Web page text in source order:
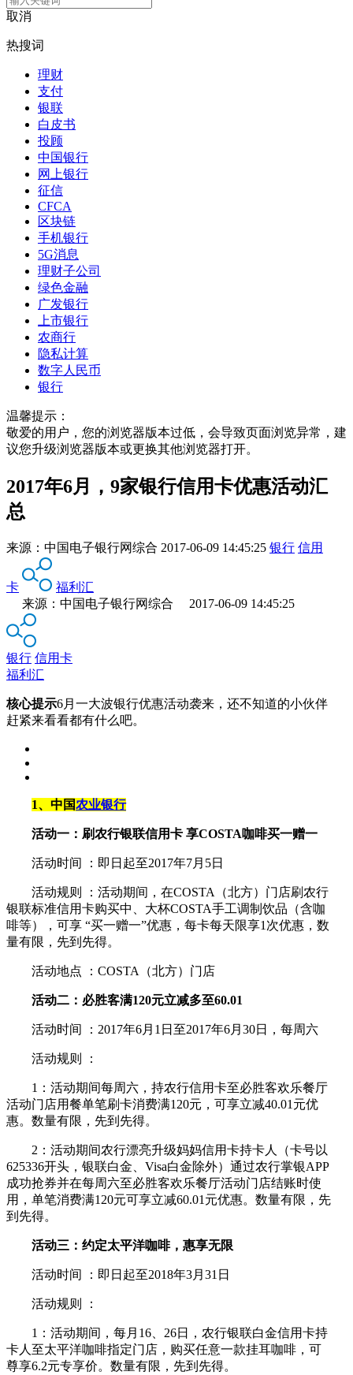
取消
热搜词
理财
支付
银联
白皮书
投顾
中国银行
网上银行
征信
CFCA
区块链
手机银行
5G消息
理财子公司
绿色金融
广发银行
上市银行
农商行
隐私计算
数字人民币
银行
温馨提示：
敬爱的用户，您的浏览器版本过低，会导致页面浏览异常，建
议您升级浏览器版本或更换其他浏览器打开。
2017年6月，9家银行信用卡优惠活动汇
总
来源： 中国电子银行网综合 2017-06-09 14:45:25 银行 信用
卡
福利汇
来源：中国电子银行网综合 2017-06-09 14:45:25
银行 信用卡
福利汇
核心提示6月一大波银行优惠活动袭来，还不知道的小伙伴
赶紧来看看都有什么吧。
1、中国农业银行
活动一：刷农行银联信用卡 享COSTA咖啡买一赠一
活动时间 ：即日起至2017年7月5日
活动规则 ：活动期间，在COSTA（北方）门店刷农行
银联标准信用卡购买中、大杯COSTA手工调制饮品（含咖
啡等），可享 “买一赠一”优惠，每卡每天限享1次优惠，数
量有限，先到先得。
活动地点 ：COSTA（北方）门店
活动二：必胜客满120元立减多至60.01
活动时间 ：2017年6月1日至2017年6月30日，每周六
活动规则 ：
1：活动期间每周六，持农行信用卡至必胜客欢乐餐厅
活动门店用餐单笔刷卡消费满120元，可享立减40.01元优
惠。数量有限，先到先得。
2：活动期间农行漂亮升级妈妈信用卡持卡人（卡号以
625336开头，银联白金、Visa白金除外）通过农行掌银APP
成功抢券并在每周六至必胜客欢乐餐厅活动门店结账时使
用，单笔消费满120元可享立减60.01元优惠。数量有限，先
到先得。
活动三：约定太平洋咖啡，惠享无限
活动时间 ：即日起至2018年3月31日
活动规则 ：
1：活动期间，每月16、26日，农行银联白金信用卡持
卡人至太平洋咖啡指定门店，购买任意一款挂耳咖啡，可
尊享6.2元专享价。数量有限，先到先得。